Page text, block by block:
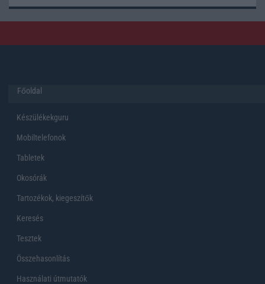
Főoldal
Készülékekguru
Mobiltelefonok
Tabletek
Okosórák
Tartozékok, kiegeszítők
Keresés
Tesztek
Összehasonlítás
Használati útmutatók